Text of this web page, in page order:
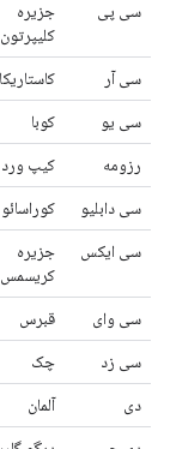
سی پی
جزیره
کلیپرتون
سی آر کاستاریکا
سی یو کوبا
رزومه کیپ ورد
سی دابلیو کوراسائو
سی ایکس
جزیره
کریسمس
سی وای قبرس
سی زد چک
دی آلمان